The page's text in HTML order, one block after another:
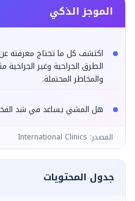
الموجز الذكي
اكتشف كل ما تحتاج معرفته
الطرق الجراحية وغير الجراحية
والمخاطر المحتملة.
هل المشي يساعد في شد
المصدر: International Clinics
جدول المحتويات